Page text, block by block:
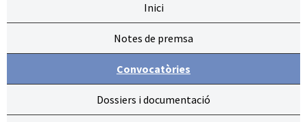
Inici
Notes de premsa
Convocatòries
Dossiers i documentació